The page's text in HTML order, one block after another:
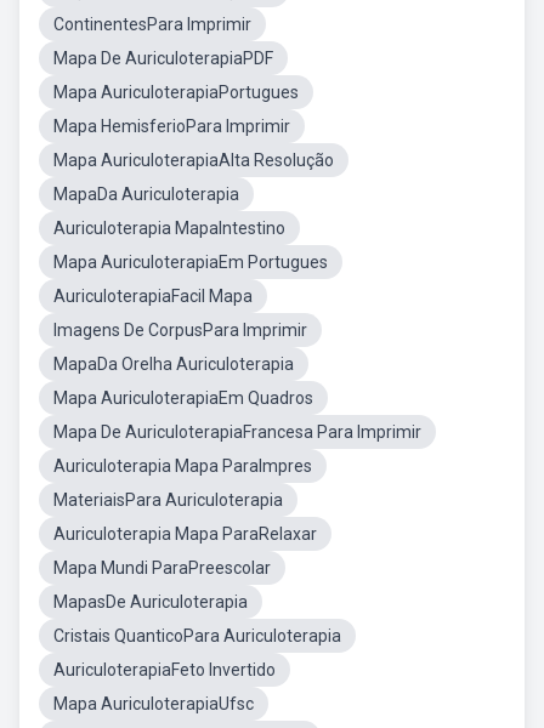
ContinentesPara Imprimir
Mapa De AuriculoterapiaPDF
Mapa AuriculoterapiaPortugues
Mapa HemisferioPara Imprimir
Mapa AuriculoterapiaAlta Resolução
MapaDa Auriculoterapia
Auriculoterapia MapaIntestino
Mapa AuriculoterapiaEm Portugues
AuriculoterapiaFacil Mapa
Imagens De CorpusPara Imprimir
MapaDa Orelha Auriculoterapia
Mapa AuriculoterapiaEm Quadros
Mapa De AuriculoterapiaFrancesa Para Imprimir
Auriculoterapia Mapa ParaImpres
MateriaisPara Auriculoterapia
Auriculoterapia Mapa ParaRelaxar
Mapa Mundi ParaPreescolar
MapasDe Auriculoterapia
Cristais QuanticoPara Auriculoterapia
AuriculoterapiaFeto Invertido
Mapa AuriculoterapiaUfsc